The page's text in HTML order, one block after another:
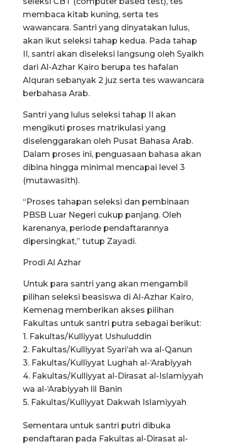
membaca kitab kuning, serta tes
wawancara. Santri yang dinyatakan lulus,
akan ikut seleksi tahap kedua. Pada tahap
II, santri akan diseleksi langsung oleh Syaikh
dari Al-Azhar Kairo berupa tes hafalan
Alquran sebanyak 2 juz serta tes wawancara
berbahasa Arab.
Santri yang lulus seleksi tahap II akan
mengikuti proses matrikulasi yang
diselenggarakan oleh Pusat Bahasa Arab.
Dalam proses ini, penguasaan bahasa akan
dibina hingga minimal mencapai level 3
(mutawasith).
“Proses tahapan seleksi dan pembinaan
PBSB Luar Negeri cukup panjang. Oleh
karenanya, periode pendaftarannya
dipersingkat,” tutup Zayadi.
Prodi Al Azhar
Untuk para santri yang akan mengambil
pilihan seleksi beasiswa di Al-Azhar Kairo,
Kemenag memberikan akses pilihan
Fakultas untuk santri putra sebagai berikut:
1. Fakultas/Kulliyyat Ushuluddin
2. Fakultas/Kulliyyat Syari’ah wa al-Qanun
3. Fakultas/Kulliyyat Lughah al-‘Arabiyyah
4. Fakultas/Kulliyyat al-Dirasat al-Islamiyyah
wa al-‘Arabiyyah lil Banin
5. Fakultas/Kulliyyat Dakwah Islamiyyah
Sementara untuk santri putri dibuka
pendaftaran pada Fakultas al-Dirasat al-